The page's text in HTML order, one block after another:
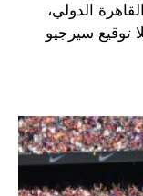
في ملعب القاهرة الدولي،
توقيع سيرجيو